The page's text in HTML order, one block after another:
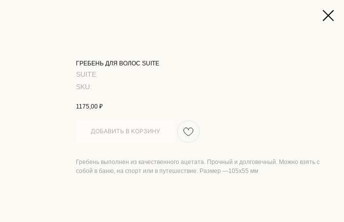
ГРЕБЕНЬ ДЛЯ ВОЛОС SUITE
SUITE
SKU:
1175,00 ₽
ДОБАВИТЬ В КОРЗИНУ
Гребень выполнен из качественного ацетата. Прочный и долговечный. Можно взять с
собой в баню, на спорт или в путешествие. Размер —105x55 мм